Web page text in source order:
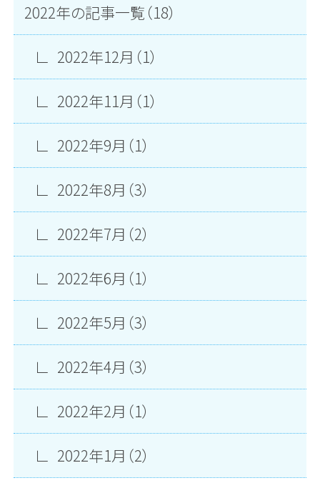
2022年の記事一覧（18）
2022年12月（1）
2022年11月（1）
2022年9月（1）
2022年8月（3）
2022年7月（2）
2022年6月（1）
2022年5月（3）
2022年4月（3）
2022年2月（1）
2022年1月（2）